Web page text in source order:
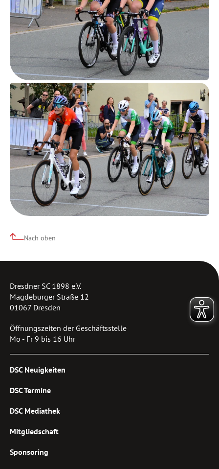
Nach oben
Dresdner SC 1898 e.V.
Magdeburger Straße 12
01067 Dresden
Öffnungszeiten der Geschäftsstelle
Mo - Fr 9 bis 16 Uhr
DSC Neuigkeiten
DSC Termine
DSC Mediathek
Mitgliedschaft
Sponsoring